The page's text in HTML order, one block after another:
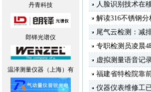
丹青科技
郎铎光谱仪
温泽测量仪器（上海）有
人脸识别技术在
解读316不锈钢
尾气云检测：减
专职检测员凌晨4
虚拟测量语音记
福建省特检院靠
仪器仪表维修工